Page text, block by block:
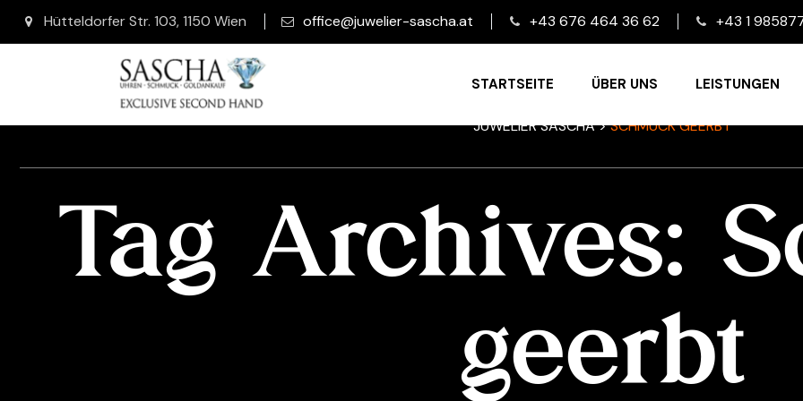
Hütteldorfer Str. 103, 1150 Wien office@juwelier-sascha.at +43 676 464 36 62 +43 1
STARTSEITE ÜBER UNS LEISTUNGEN
JUWELIER SASCHA>SCHMUCK GEERBT
Tag Archives:
geerbt